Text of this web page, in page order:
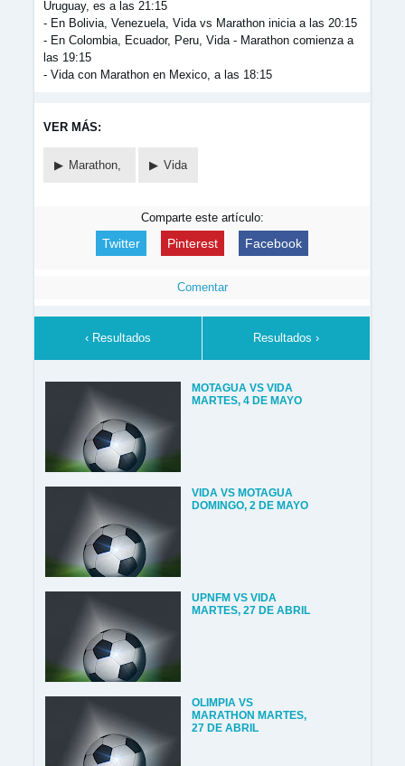
Uruguay, es a las 21:15
- En Bolivia, Venezuela, Vida vs Marathon inicia a las 20:15
- En Colombia, Ecuador, Peru, Vida - Marathon comienza a
las 19:15
- Vida con Marathon en Mexico, a las 18:15
VER MÁS:
Marathon, Vida
Comparte este artículo:
Twitter Pinterest Facebook
Comentar
‹ Resultados Resultados ›
MOTAGUA VS VIDA
MARTES, 4 DE MAYO
VIDA VS MOTAGUA
DOMINGO, 2 DE MAYO
UPNFM VS VIDA
MARTES, 27 DE ABRIL
OLIMPIA VS
MARATHON MARTES,
27 DE ABRIL